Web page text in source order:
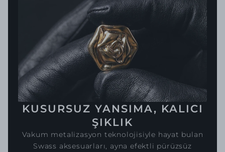
KUSURSUZ YANSIMA, KALICI
ŞIKLIK
Vakum metalizasyon teknolojisiyle hayat bulan
Swass aksesuarları, ayna efektli pürüzsüz